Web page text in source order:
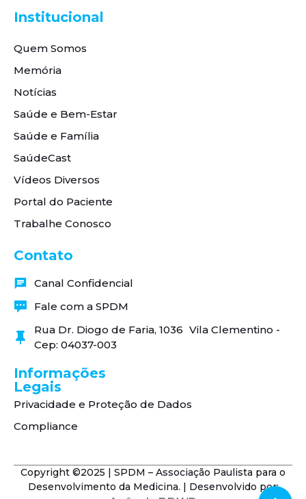
Institucional
Quem Somos
Memória
Notícias
Saúde e Bem-Estar
Saúde e Família
SaúdeCast
Vídeos Diversos
Portal do Paciente
Trabalhe Conosco
Contato
Canal Confidencial
Fale com a SPDM
Rua Dr. Diogo de Faria, 1036 Vila Clementino -
Cep: 04037-003
Informações
Legais
Privacidade e Proteção de Dados
Compliance
Copyright ©2025 | SPDM – Associação Paulista para o
Desenvolvimento da Medicina. | Desenvolvido por: